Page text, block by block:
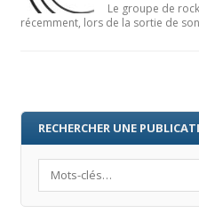
Le groupe de
récemment, lors de la sortie de
RECHERCHER UNE